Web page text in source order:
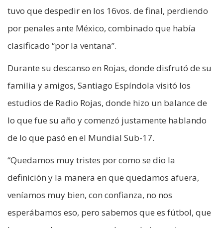
tuvo que despedir en los 16vos. de final, perdiendo
por penales ante México, combinado que había
clasificado “por la ventana”.
Durante su descanso en Rojas, donde disfrutó de su
familia y amigos, Santiago Espíndola visitó los
estudios de Radio Rojas, donde hizo un balance de
lo que fue su año y comenzó justamente hablando
de lo que pasó en el Mundial Sub-17.
“Quedamos muy tristes por como se dio la
definición y la manera en que quedamos afuera,
veníamos muy bien, con confianza, no nos
esperábamos eso, pero sabemos que es fútbol, que